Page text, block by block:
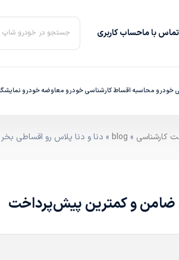
تماس با ماحساب کاربری جستجو در خودرو شاپ
خودرو محاسبه اقساطکارشناسی خودرو معاوضه خودرو
»
blog » دنا و دنا پلاس رو اقساطی
ضامن و کمترین پیش‌پرداخت